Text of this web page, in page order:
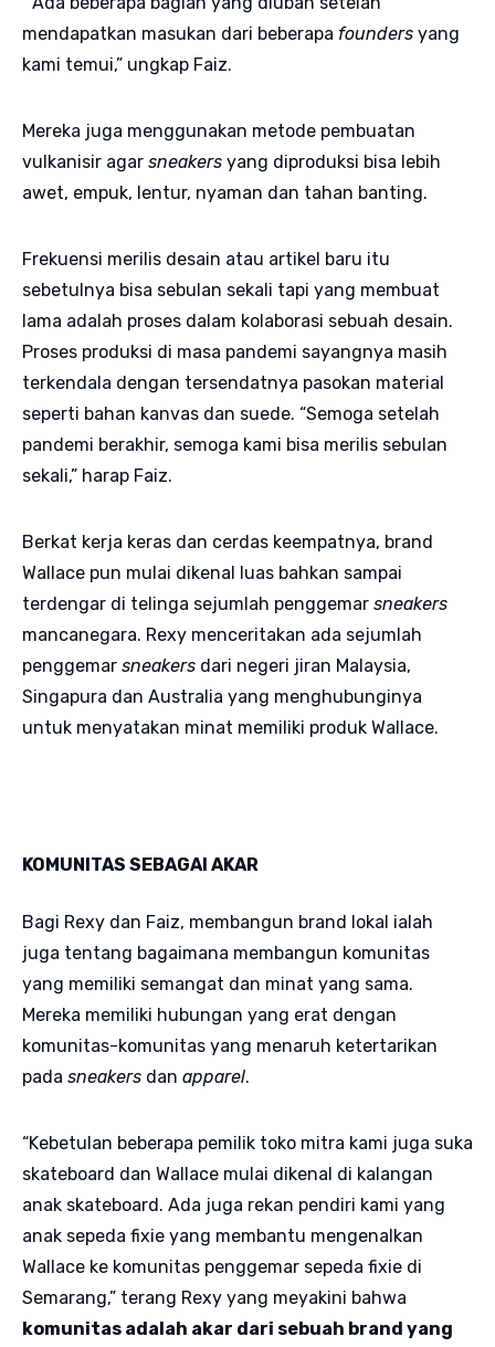
mendapatkan masukan dari beberapa founders yang
kami temui,” ungkap Faiz.
Mereka juga menggunakan metode pembuatan
vulkanisir agar sneakers yang diproduksi bisa lebih
awet, empuk, lentur, nyaman dan tahan banting.
Frekuensi merilis desain atau artikel baru itu
sebetulnya bisa sebulan sekali tapi yang membuat
lama adalah proses dalam kolaborasi sebuah desain.
Proses produksi di masa pandemi sayangnya masih
terkendala dengan tersendatnya pasokan material
seperti bahan kanvas dan suede. “Semoga setelah
pandemi berakhir, semoga kami bisa merilis sebulan
sekali,” harap Faiz.
Berkat kerja keras dan cerdas keempatnya, brand
Wallace pun mulai dikenal luas bahkan sampai
terdengar di telinga sejumlah penggemar sneakers
mancanegara. Rexy menceritakan ada sejumlah
penggemar sneakers dari negeri jiran Malaysia,
Singapura dan Australia yang menghubunginya
untuk menyatakan minat memiliki produk Wallace.
KOMUNITAS SEBAGAI AKAR
Bagi Rexy dan Faiz, membangun brand lokal ialah
juga tentang bagaimana membangun komunitas
yang memiliki semangat dan minat yang sama.
Mereka memiliki hubungan yang erat dengan
komunitas-komunitas yang menaruh ketertarikan
pada sneakers dan apparel.
“Kebetulan beberapa pemilik toko mitra kami juga suka
skateboard dan Wallace mulai dikenal di kalangan
anak skateboard. Ada juga rekan pendiri kami yang
anak sepeda fixie yang membantu mengenalkan
Wallace ke komunitas penggemar sepeda fixie di
Semarang,” terang Rexy yang meyakini bahwa
komunitas adalah akar dari sebuah brand yang